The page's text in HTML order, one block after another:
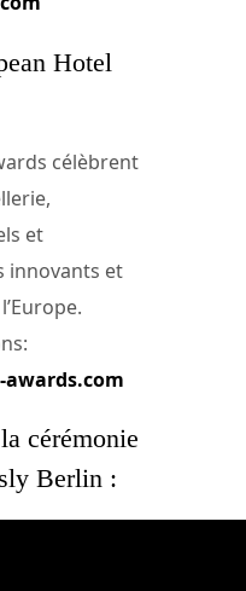
Hotel
célèbrent
et
innovants et
cérémonie
Berlin :